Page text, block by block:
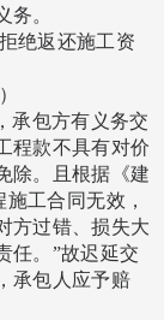
务。
绝返还施工资
承包方有义务交
程款不具有对价
除。且根据《建
工合同无效，
方过错、损失大
任。”故迟延交
承包人应予赔